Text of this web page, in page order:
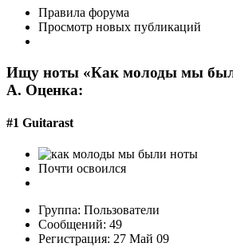
Правила форума
Просмотр новых публикаций
Ищу ноты «Как молоды мы
А. Оценка:
#1 Guitarast
Почти освоился
Группа: Пользователи
Сообщений: 49
Регистрация: 27 Май 09